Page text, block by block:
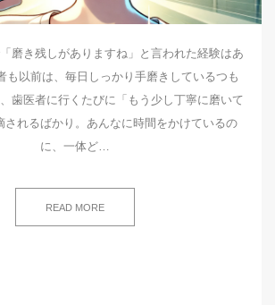
磨き残しがありますね」と言われた経験はあ
も以前は、毎日しっかり手磨きしているつも
歯医者に行くたびに「もう少し丁寧に磨いて
されるばかり。あんなに時間をかけているの
に、一体ど…
READ MORE